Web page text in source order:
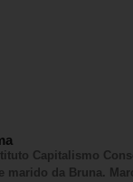
Capitalismo
marido da Bruna.